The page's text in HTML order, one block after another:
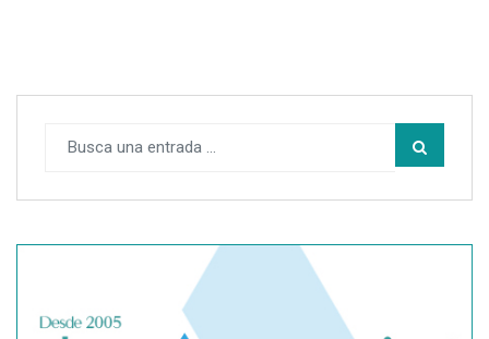
SegurChollo advierte de los límites del seguro médico
privado ante un contagio de hantavirus fuera de España